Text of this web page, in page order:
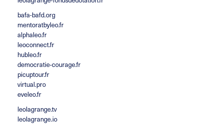
bafa-bafd.org
mentoratbyleo.fr
alphaleo.fr
leoconnect.fr
hubleo.fr
democratie-courage.fr
picuptour.fr
virtual.pro
eveleo.fr
leolagrange.tv
leolagrange.io